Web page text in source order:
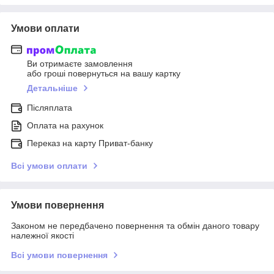
Умови оплати
Ви отримаєте замовлення
або гроші повернуться на вашу картку
Детальніше
Післяплата
Оплата на рахунок
Переказ на карту Приват-банку
Всі умови оплати
Умови повернення
Законом не передбачено повернення та обмін даного товару
належної якості
Всі умови повернення